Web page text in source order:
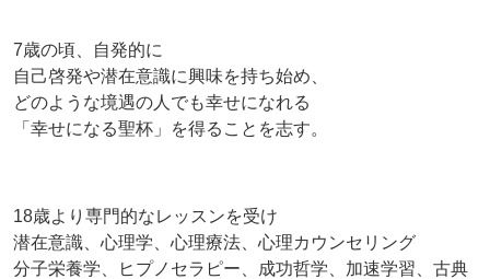
7歳の頃、自発的に
自己啓発や潜在意識に興味を持ち始め、
どのような境遇の人でも幸せになれる
「幸せになる聖杯」を得ることを志す。
18歳より専門的なレッスンを受け
潜在意識、心理学、心理療法、心理カウンセリング
分子栄養学、ヒプノセラピー、成功哲学、加速学習、古典